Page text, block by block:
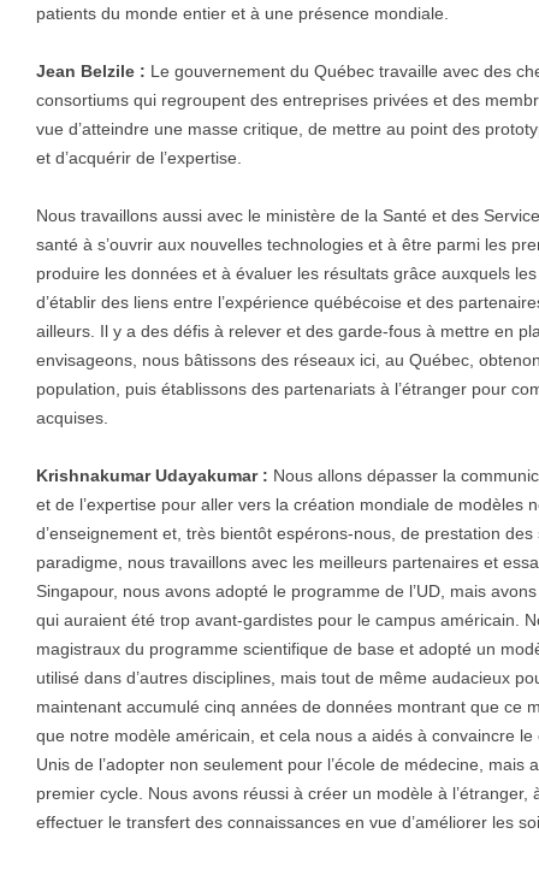
patients du monde entier et à une présence mondiale.
Jean Belzile : Le gouvernement du Québec travaille avec des
consortiums qui regroupent des entreprises privées et des
vue d’atteindre une masse critique, de mettre au point des
et d’acquérir de l’expertise.
Nous travaillons aussi avec le ministère de la Santé et des
santé à s’ouvrir aux nouvelles technologies et à être parmi les
produire les données et à évaluer les résultats grâce auxquels
d’établir des liens entre l’expérience québécoise et des
ailleurs. Il y a des défis à relever et des garde-fous à mettre en
envisageons, nous bâtissons des réseaux ici, au Québec,
population, puis établissons des partenariats à l’étranger pour
acquises.
Krishnakumar Udayakumar : Nous allons dépasser la
et de l’expertise pour aller vers la création mondiale de modèles
d’enseignement et, très bientôt espérons-nous, de prestation
paradigme, nous travaillons avec les meilleurs partenaires et
Singapour, nous avons adopté le programme de l’UD, mais
qui auraient été trop avant-gardistes pour le campus américain.
magistraux du programme scientifique de base et adopté un
utilisé dans d’autres disciplines, mais tout de même audacieux
maintenant accumulé cinq années de données montrant que ce
que notre modèle américain, et cela nous a aidés à convaincre
Unis de l’adopter non seulement pour l’école de médecine,
premier cycle. Nous avons réussi à créer un modèle à l’étranger,
effectuer le transfert des connaissances en vue d’améliorer les